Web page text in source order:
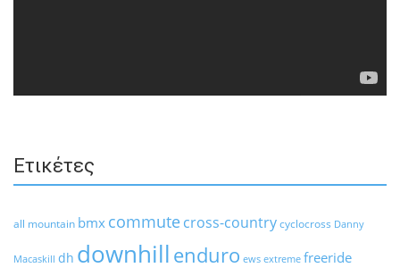
Ετικέτες
all mountain bmx commutecross-countrycyclocross Danny
Macaskill dh downhill enduro ews extreme freeride